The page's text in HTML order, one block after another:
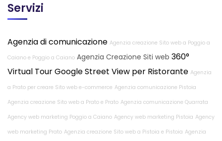
Servizi
Agenzia di comunicazione Agenzia creazione Sito web a Poggio a
Caiano e Poggio a Caiano Agenzia Creazione Siti web 360°
Virtual Tour Google Street View per Ristorante Agenzia
a Prato per creare Sito web e-commerce Agenzia comunicazione Pistoia
Agenzia creazione Sito web a Prato e Prato Agenzia comunicazione Quarrata
Agency web marketing Poggio a Caiano Agency web marketing Pistoia Agency
web marketing Prato Agenzia creazione Sito web a Pistoia e Pistoia Agenzia